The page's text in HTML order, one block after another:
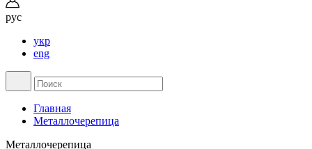
рус
укр
eng
Главная
Металлочерепица
Металлочерепица